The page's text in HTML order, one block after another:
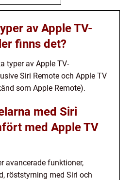
av Apple TV-
finns det?
typer av Apple TV-
Siri Remote och Apple TV
som Apple Remote).
med Siri
med Apple TV
avancerade funktioner,
röststyrning med Siri och